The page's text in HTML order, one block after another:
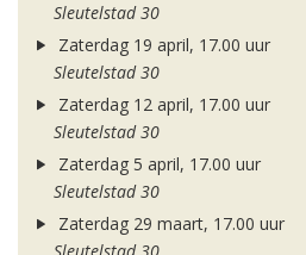
Sleutelstad 30
Zaterdag 19 april, 17.00 uur
Sleutelstad 30
Zaterdag 12 april, 17.00 uur
Sleutelstad 30
Zaterdag 5 april, 17.00 uur
Sleutelstad 30
Zaterdag 29 maart, 17.00 uur